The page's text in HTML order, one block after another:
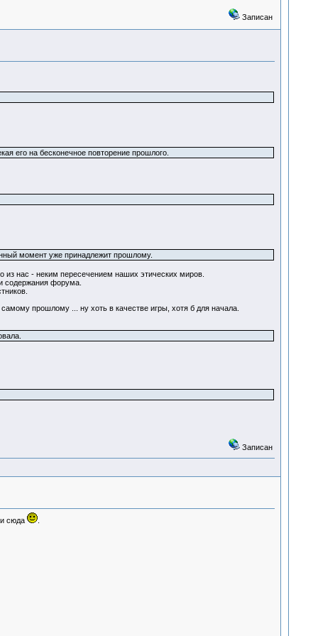
Записан
его на бесконечное повторение прошлого.
момент уже принадлежит прошлому.
нас - неким пересечением наших этических миров.
содержания форума.
прошлому ... ну хоть в качестве игры, хотя б для начала.
Записан
сюда .